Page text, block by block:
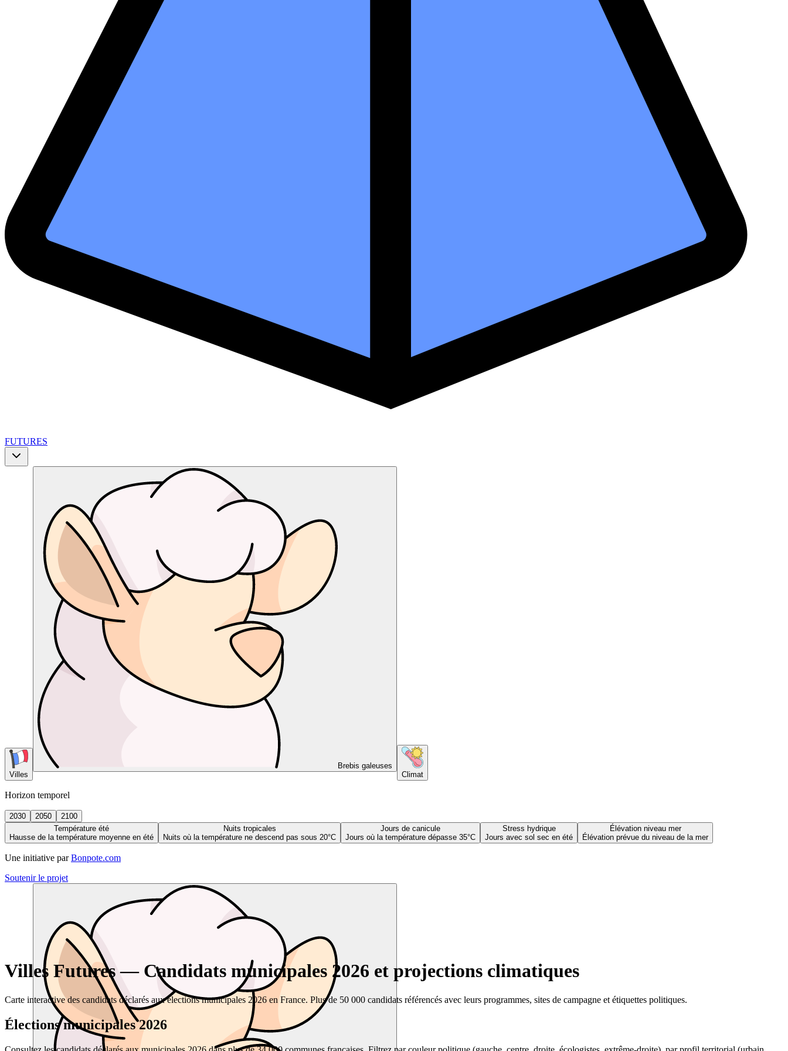
FUTURES
Villes
Brebis galeuses
Climat
Horizon temporel
2030 2050
2100
Température été
Hausse de la température moyenne en été
Nuits tropicales
Nuits où la température ne descend pas sous 20°C
Jours de canicule
Jours où la température dépasse 35°C
Stress hydrique
Jours avec sol sec en été
Élévation niveau mer
Élévation prévue du niveau de la mer
Une initiative par Bonpote.com
Soutenir le projet
Villes Futures — Candidats municipales 2026 et projections climatiques
Carte interactive des candidats déclarés aux élections municipales 2026 en France. Plus de 50 000 candidats référencés avec leurs programmes, sites de campagne et étiquettes politiques.
Élections municipales 2026